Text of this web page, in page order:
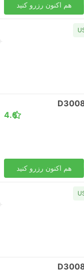
هم اکنون رزرو کنید
4.6
هم اکنون رزرو کنید